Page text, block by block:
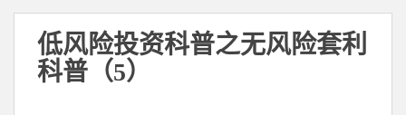
低风险投资科普之无风险套利
科普（5）